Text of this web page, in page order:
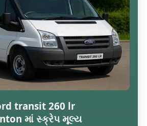
transit 260 lr
માં સ્ક્રેપ મૂલ્ય